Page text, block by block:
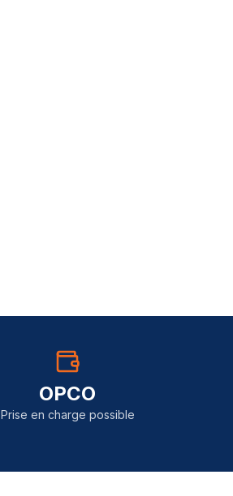
OPCO
Prise en charge possible